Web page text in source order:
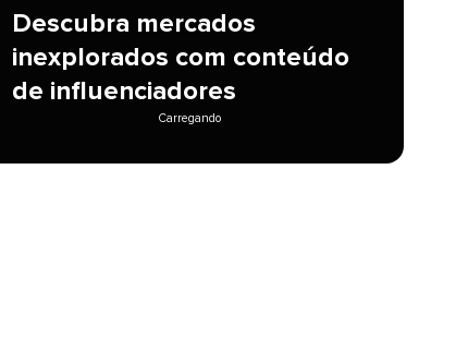
Descubra mercados
inexplorados com conteúdo
de influenciadores​​
Carregando​​